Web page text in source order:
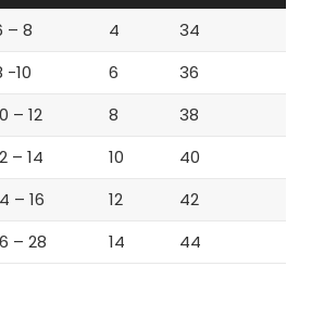
– 8 4
34
-10 6
36
– 12 8
38
– 14 10
40
– 16 12
42
– 28 14 44